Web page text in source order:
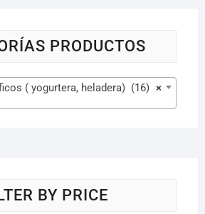
PRODUCTOS
×
( yogurtera, heladera) (16)
BY PRICE